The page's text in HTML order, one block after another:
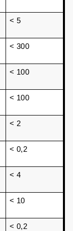
< 5
< 300
< 100
< 100
< 2
< 0,2
< 4
< 10
< 0,2